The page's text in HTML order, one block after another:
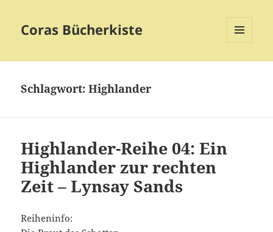
Coras Bücherkiste
Schlagwort:Highlander
Highlander-Reihe 04: Ein
Highlander zur rechten
Zeit – Lynsay Sands
Reiheninfo: